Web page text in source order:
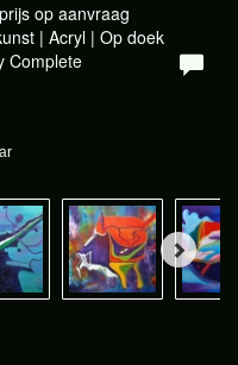
op aanvraag
| Acryl | Op doek
Complete